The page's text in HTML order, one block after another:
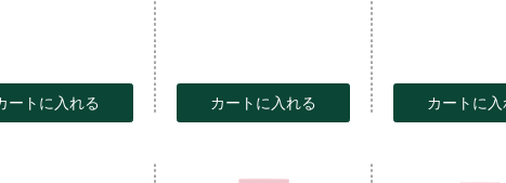
ートに入れる カートに入れる カートに入